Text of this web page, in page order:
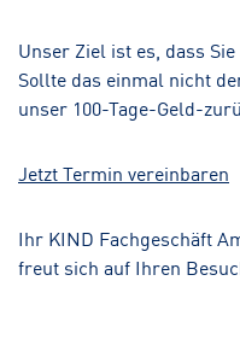
Unser Ziel ist es, dass
Sollte das einmal nicht
unser 100-Tage-Geld-
Jetzt Termin vereinbaren
Ihr KIND Fachgeschäft
freut sich auf Ihren